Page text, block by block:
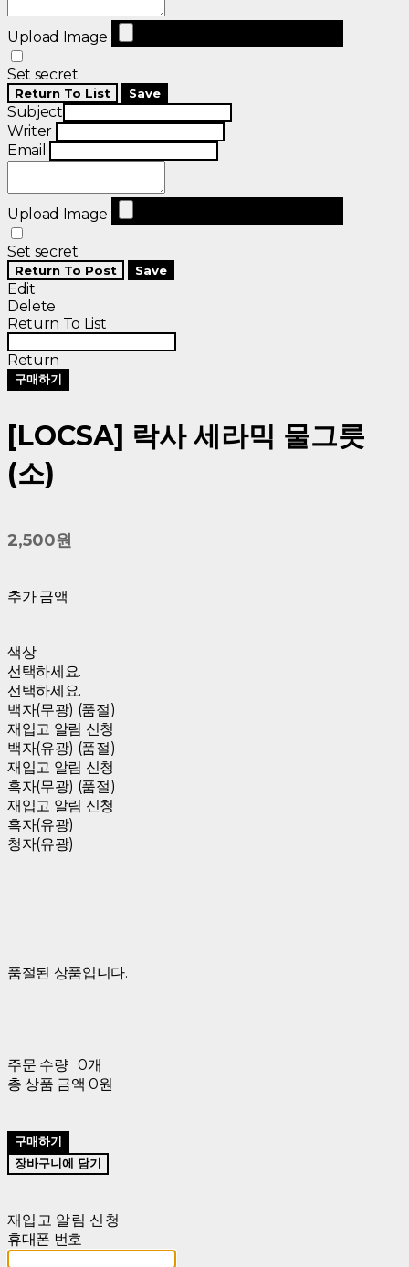
Upload Image
Set secret
Return To List Save
Subject
Writer
Email
Upload Image
Set secret
Return To Post Save
Edit
Delete
Return To List
Return
구매하기
[LOCSA] 락사 세라믹 물그릇
(소)
2,500원
추가 금액
색상
선택하세요.
선택하세요.
백자(무광) (품절)
재입고 알림 신청
백자(유광) (품절)
재입고 알림 신청
흑자(무광) (품절)
재입고 알림 신청
흑자(유광)
청자(유광)
품절된 상품입니다.
주문 수량 0개
총 상품 금액 0원
구매하기
장바구니에 담기
재입고 알림 신청
휴대폰 번호